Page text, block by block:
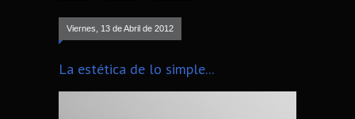
Viernes, 13 de Abril de 2012
La estética de lo simple...